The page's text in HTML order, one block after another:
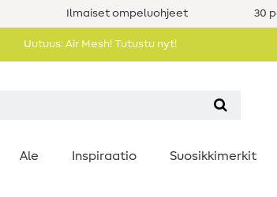
Ilmaiset ompeluohjeet 30
Uutuus: Air Mesh! Tutustu nyt!
Ale Inspiraatio Suosikkimerkit